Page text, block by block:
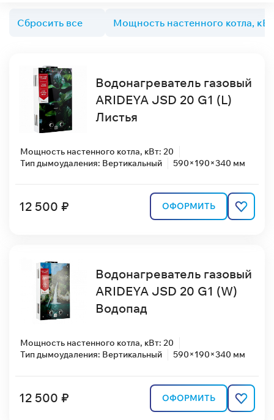
Сбросить все Мощность настенного котла,
Водонагреватель газовый
ARIDEYA JSD 20 G1 (L)
Листья
Мощность настенного котла, кВт: 20
Тип дымоудаления: Вертикальный
590×190×340 мм
12 500 ₽ ОФОРМИТЬ
Водонагреватель газовый
ARIDEYA JSD 20 G1 (W)
Водопад
Мощность настенного котла, кВт: 20
Тип дымоудаления: Вертикальный
590×190×340 мм
12 500 ₽ ОФОРМИТЬ